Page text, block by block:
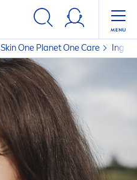
SkinOne Planet OneCare